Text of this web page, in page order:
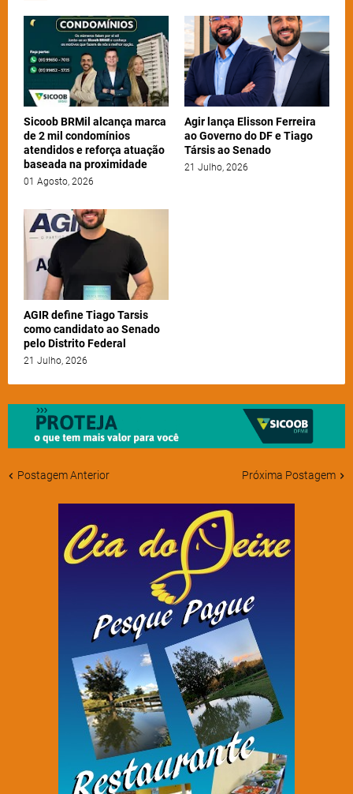
Sicoob BRMil alcança marca
de 2 mil condomínios
atendidos e reforça atuação
baseada na proximidade
01 Agosto, 2026
Agir lança Elisson Ferreira
ao Governo do DF e Tiago
Társis ao Senado
21 Julho, 2026
AGIR define Tiago Tarsis
como candidato ao Senado
pelo Distrito Federal
21 Julho, 2026
Postagem Anterior Próxima Postagem